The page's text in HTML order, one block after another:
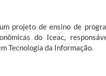
projeto de ensino de
do Iceac,
Tecnologia da Informação.